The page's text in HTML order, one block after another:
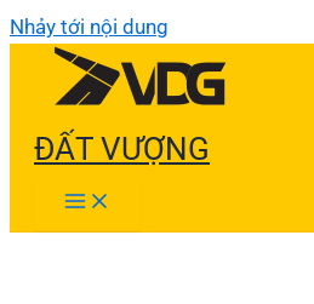
Nhảy tới nội dung
ĐẤT VƯỢNG